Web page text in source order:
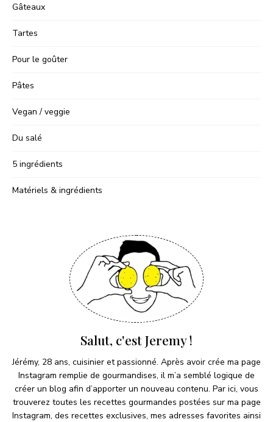
Gâteaux
Tartes
Pour le goûter
Pâtes
Vegan / veggie
Du salé
5 ingrédients
Matériels & ingrédients
Salut, c'est Jeremy !
Jérémy, 28 ans, cuisinier et passionné. Après avoir crée ma page
Instagram remplie de gourmandises, il m’a semblé logique de
créer un blog afin d’apporter un nouveau contenu. Par ici, vous
trouverez toutes les recettes gourmandes postées sur ma page
Instagram, des recettes exclusives, mes adresses favorites ainsi